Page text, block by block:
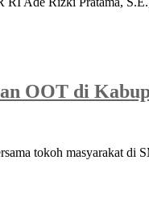
OOT di
tokoh masyarakat di